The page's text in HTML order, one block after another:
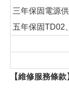
三年保固電源
五年保固TD02
【維修服務條款